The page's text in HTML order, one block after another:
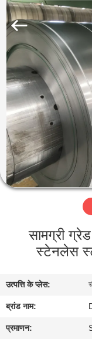
घर
उत्पादों
वीडियो
हमारे
बारे
कारखाना
गुणवत्ता
नियंत्रण
Guanglu
Special
Steel
Co.,
Ltd.
Rights
Reserved.
सामग्री
स्टेनलेस
उत्पत्ति के प्लेस:
ब्रांड नाम:
प्रमाणन: